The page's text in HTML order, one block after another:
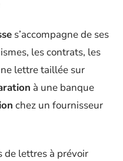
s’accompagne de ses
les contrats, les
lettre taillée sur
à une banque
chez un fournisseur
de lettres à prévoir